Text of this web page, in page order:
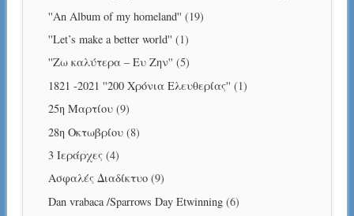
''An Album of my homeland'' (19)
''Let’s make a better world'' (1)
''Ζω καλύτερα – Ευ Ζην'' (5)
1821 -2021 ''200 Χρόνια Ελευθερίας'' (1)
25η Μαρτίου(9)
28η Οκτωβρίου(8)
3 Ιεράρχες(4)
Aσφαλές Διαδίκτυο(9)
Dan vrabaca /Sparrows Day Etwinning(6)